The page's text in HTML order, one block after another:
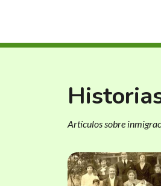
Artículos sobre